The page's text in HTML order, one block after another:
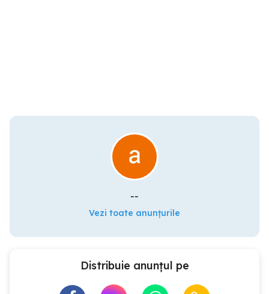
--
Vezi toate anunțurile
Distribuie anunțul pe